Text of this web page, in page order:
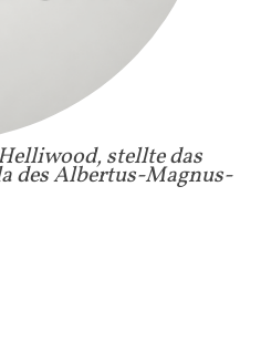
stellte das
des Albertus-Magnus-